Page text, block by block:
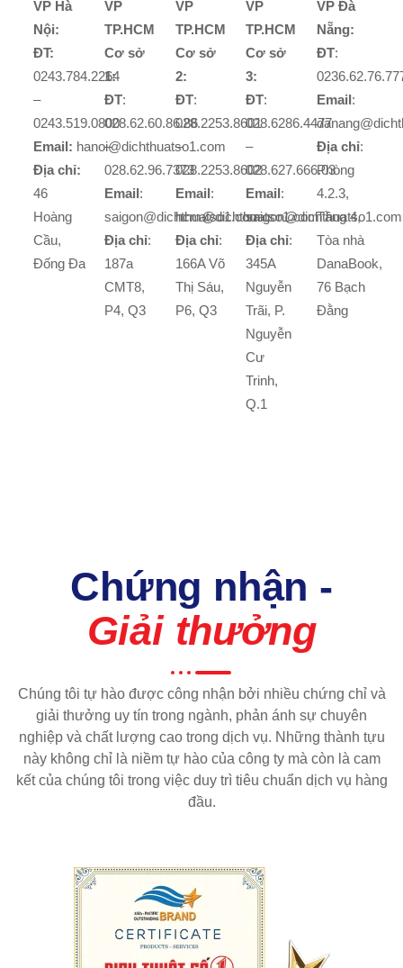
VP Hà
Nội:
ĐT:
0243.784.2264
–
0243.519.0800
Email: hanoi@dichthuatso1.com
Địa chỉ:
46
Hoàng
Cầu,
Đống Đa
VP
TP.HCM
Cơ sở
1:
ĐT:
028.62.60.86.86
–
028.62.96.7373
Email:
saigon@dichthuatso1.com
Địa chỉ:
187a
CMT8,
P4, Q3
VP
TP.HCM
Cơ sở
2:
ĐT:
028.2253.8601
–
028.2253.8602
Email:
hcm@dichthuatso1.com
Địa chỉ:
166A Võ
Thị Sáu,
P6, Q3
VP
TP.HCM
Cơ sở
3:
ĐT:
028.6286.4477
–
028.627.666.03
Email:
saigon@dichthuatso1.com
Địa chỉ:
345A
Nguyễn
Trãi, P.
Nguyễn
Cư
Trinh,
Q.1
VP Đà
Nẵng:
ĐT:
Email:
Địa chỉ:
Phòng
4.2.3,
Tầng 4,
Tòa nhà
DanaBook,
76 Bạch
Đằng
Chứng nhận -
Giải thưởng
Chúng tôi tự hào được công nhận bởi nhiều chứng chỉ và
giải thưởng uy tín trong ngành, phản ánh sự chuyên
nghiệp và chất lượng cao trong dịch vụ. Những thành tựu
này không chỉ là niềm tự hào của công ty mà còn là cam
kết của chúng tôi trong việc duy trì tiêu chuẩn dịch vụ hàng
đầu.